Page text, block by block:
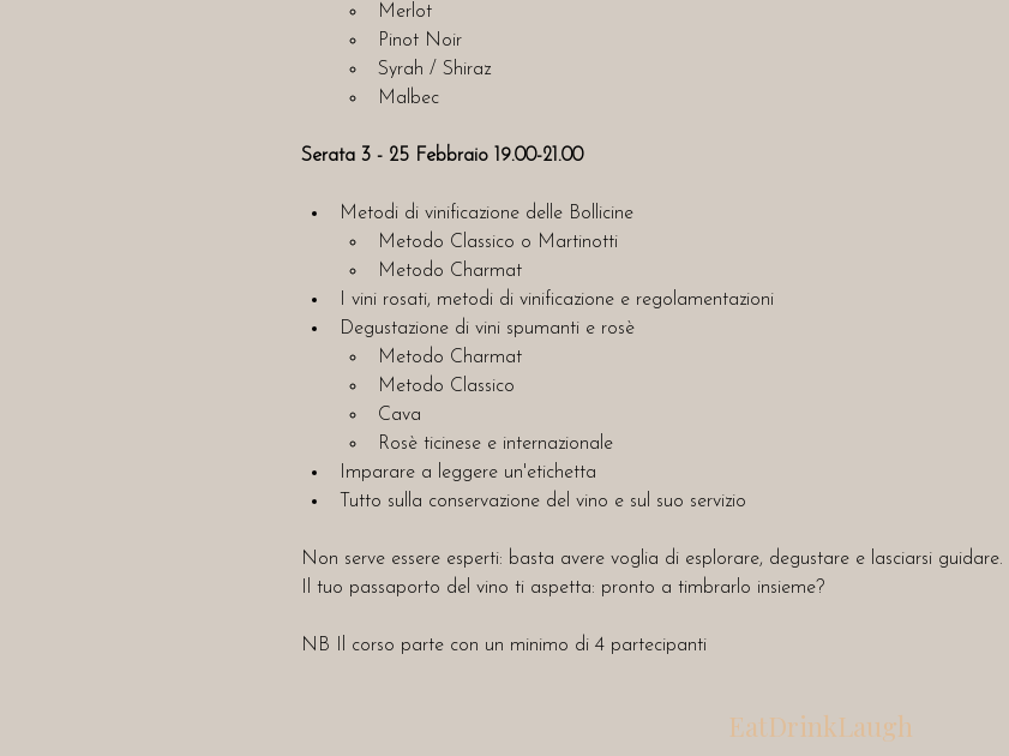
Merlot
Pinot Noir
Syrah / Shiraz
Malbec
Serata 3 - 25 Febbraio 19.00-21.00
Metodi di vinificazione delle Bollicine
Metodo Classico o Martinotti
Metodo Charmat
I vini rosati, metodi di vinificazione e regolamentazioni
Degustazione di vini spumanti e rosè
Metodo Charmat
Metodo Classico
Cava
Rosè ticinese e internazionale
Imparare a leggere un'etichetta
Tutto sulla conservazione del vino e sul suo servizio
Non serve essere esperti: basta avere voglia di esplorare, degustare e lasciarsi guidare.
Il tuo passaporto del vino ti aspetta: pronto a timbrarlo insieme?
NB Il corso parte con un minimo di 4 partecipanti
EatDrinkLaugh